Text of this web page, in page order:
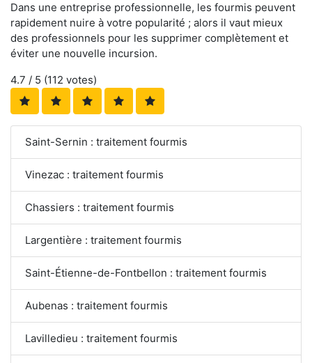
Dans une entreprise professionnelle, les fourmis peuvent
rapidement nuire à votre popularité ; alors il vaut mieux
des professionnels pour les supprimer complètement et
éviter une nouvelle incursion.
4.7 / 5 (112 votes)
Saint-Sernin : traitement fourmis
Vinezac : traitement fourmis
Chassiers : traitement fourmis
Largentière : traitement fourmis
Saint-Étienne-de-Fontbellon : traitement fourmis
Aubenas : traitement fourmis
Lavilledieu : traitement fourmis